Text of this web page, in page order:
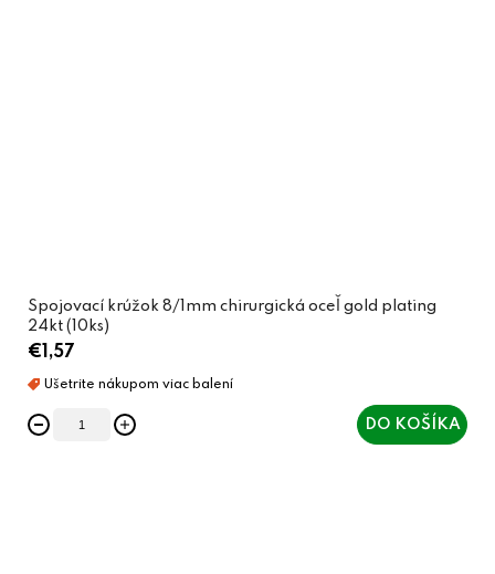
Spojovací krúžok 8/1mm chirurgická oceľ gold plating
24kt (10ks)
€1,57
DO KOŠÍKA